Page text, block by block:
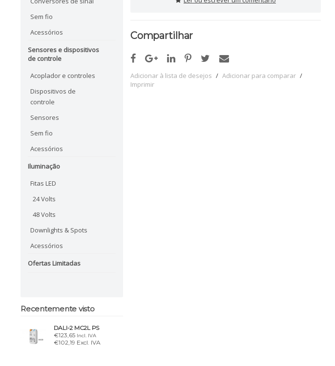
Sem fio
Acessórios
Sensores e dispositivos
de controle
Acoplador e controles
Dispositivos de
controle
Sensores
Sem fio
Acessórios
Iluminação
Fitas LED
24 Volts
48 Volts
Downlights & Spots
Acessórios
Ofertas Limitadas
Recentemente visto
DALI-2 MC2L PS
€123,65 Incl. IVA
€102,19 Excl. IVA
Compartilhar
Adicionar à lista de desejos / Adicionar para comparar /
Imprimir